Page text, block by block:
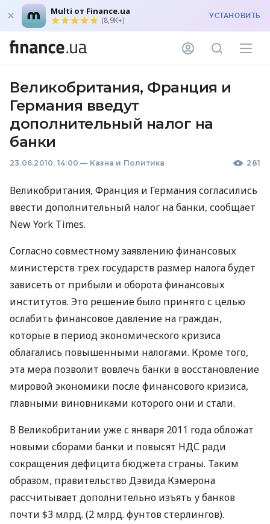
Multi от Finance.ua
(8,9K+) УСТАНОВИТЬ
Великобритания, Франция и
Германия введут
дополнительный налог на
банки
23.06.2010, 14:00 — Казна и Политика 281
Великобритания, Франция и Германия согласились
ввести дополнительный налог на банки, сообщает
New York Times.
Согласно совместному заявлению финансовых
министерств трех государств размер налога будет
зависеть от прибыли и оборота финансовых
институтов. Это решение было принято с целью
ослабить финансовое давление на граждан,
которые в период экономического кризиса
облагались повышенными налогами. Кроме того,
эта мера позволит вовлечь банки в восстановление
мировой экономики после финансового кризиса,
главными виновниками которого они и стали.
В Великобритании уже с января 2011 года обложат
новыми сборами банки и повысят НДС ради
сокращения дефицита бюджета страны. Таким
образом, правительство Дэвида Кэмерона
рассчитывает дополнительно изъять у банков
почти $3 млрд. (2 млрд. фунтов стерлингов).